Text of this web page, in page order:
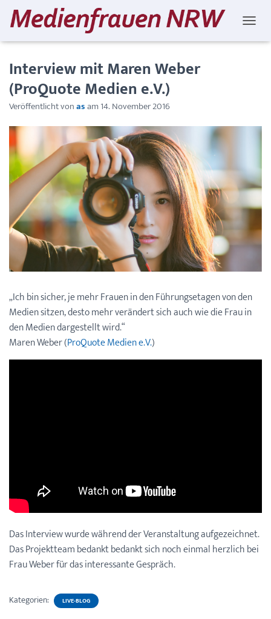
Interview mit Maren Weber
(ProQuote Medien e.V.)
Veröffentlicht vonasam 14. November 2016
„Ich bin sicher, je mehr Frauen in den Führungsetagen von den
Medien sitzen, desto mehr verändert sich auch wie die Frau in
den Medien dargestellt wird.“
Maren Weber (ProQuote Medien e.V.)
Das Interview wurde während der Veranstaltung aufgezeichnet.
Das Projektteam bedankt bedankt sich noch einmal herzlich bei
Frau Weber für das interessante Gespräch.
Kategorien: LIVE-BLOG